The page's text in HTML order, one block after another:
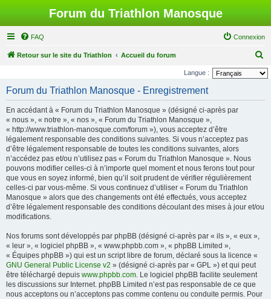
Forum du Triathlon Manosque
FAQ Connexion
Retour sur le site du Triathlon Accueil du forum
e
Langue :
Forum du Triathlon Manosque - Enregistrement
En accédant à « Forum du Triathlon Manosque » (désigné ci-après par
« nous », « notre », « nos », « Forum du Triathlon Manosque »,
« http://www.triathlon-manosque.com/forum »), vous acceptez d’être
légalement responsable des conditions suivantes. Si vous n’acceptez pas
d’être légalement responsable de toutes les conditions suivantes, alors
n’accédez pas et/ou n’utilisez pas « Forum du Triathlon Manosque ». Nous
pouvons modifier celles-ci à n’importe quel moment et nous ferons tout pour
que vous en soyez informé, bien qu’il soit prudent de vérifier régulièrement
celles-ci par vous-même. Si vous continuez d’utiliser « Forum du Triathlon
Manosque » alors que des changements ont été effectués, vous acceptez
d’être légalement responsable des conditions découlant des mises à jour et/ou
modifications.
Nos forums sont développés par phpBB (désigné ci-après par « ils », « eux »,
« leur », « logiciel phpBB », « www.phpbb.com », « phpBB Limited »,
« Équipes phpBB ») qui est un script libre de forum, déclaré sous la licence «
GNU General Public License v2 » (désigné ci-après par « GPL ») et qui peut
être téléchargé depuis www.phpbb.com. Le logiciel phpBB facilite seulement
les discussions sur Internet. phpBB Limited n’est pas responsable de ce que
nous acceptons ou n’acceptons pas comme contenu ou conduite permis. Pour